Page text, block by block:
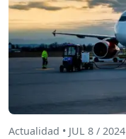
Actualidad • JUL 8 / 2024